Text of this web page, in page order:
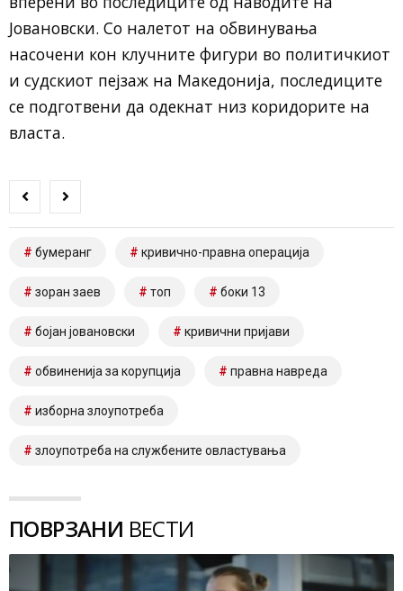
Јовановски. Со налетот на обвинувања
насочени кон клучните фигури во политичкиот
и судскиот пејзаж на Македонија, последиците
се подготвени да одекнат низ коридорите на
власта.
бумеранг кривично-правна операција
зоран заев топ боки 13
бојан јовановски кривични пријави
обвиненија за корупција правна навреда
изборна злоупотреба
злоупотреба на службените овластувања
ПОВРЗАНИ ВЕСТИ